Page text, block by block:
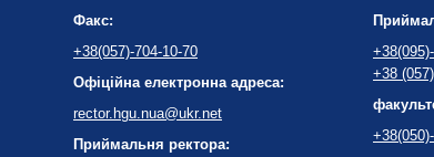
Факс:
+38(057)-704-10-70
Офіційна електронна адреса:
rector.hgu.nua@ukr.net
Приймальня ректора:
+38